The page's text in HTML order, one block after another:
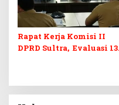
Rapat Kerja Komisi II
DPRD Sultra, Evaluasi 13